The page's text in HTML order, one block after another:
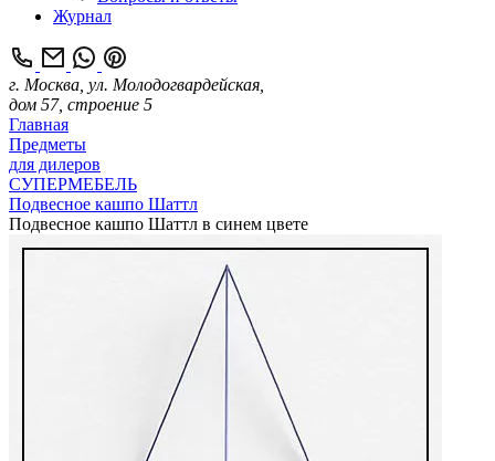
Журнал
г. Москва, ул. Молодогвардейская,
дом 57, строение 5
Главная
Предметы
для дилеров
СУПЕРМЕБЕЛЬ
Подвесное кашпо Шаттл
Подвесное кашпо Шаттл в синем цвете